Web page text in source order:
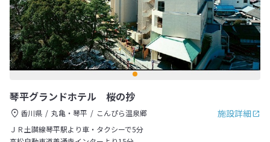
琴平グランドホテル 桜の抄
施設詳細
香川県 丸亀・琴平
こんぴら温泉郷
ＪＲ土讃線琴平駅より車・タクシーで5分